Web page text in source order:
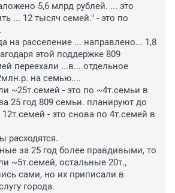
5,6 млрд рублей. ... это
... 12 тысяч семей." - это по
на расселение ... направлено... 1,8
этой поддержке 809
переехали ...в... отдельное
на семью....
~25т.семей - это по ~4т.семьи в
25 год 809 семьи. планируют до
12т.семей - это снова по 4т.семей в
расходятся.
за 25 год более правдивыми, то
~5т.семей, остальные 20т.,
сами, но их приписали в
города.